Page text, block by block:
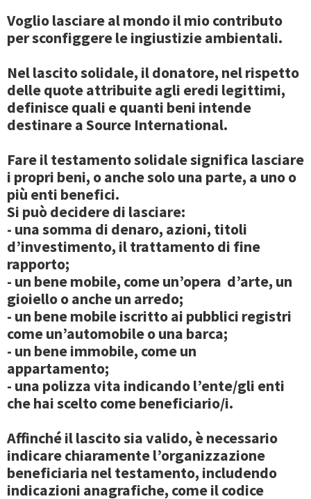
Voglio lasciare al mondo il mio contributo
per sconfiggere le ingiustizie ambientali.
Nellascito solidale, il donatore, nel rispetto
delle quote attribuite agli eredi legittimi,
definiscequali e quanti beni intende
destinarea Source International.
Fare il testamento solidalesignifica lasciare
i propri beni, o anche solo una parte, a uno o
più enti benefici.
Si può decidere di lasciare:
- una somma di denaro, azioni, titoli
d’investimento, il trattamento di fine
rapporto;
- un bene mobile, come un’opera d’arte, un
gioiello o anche un arredo;
- un bene mobile iscritto ai pubblici registri
come un’automobile o una barca;
- un bene immobile, come un
appartamento;
- una polizza vita indicando l’ente/gli enti
che hai scelto come beneficiario/i.
Affinché il lascito sia valido, è necessario
indicare chiaramente l’organizzazione
beneficiaria nel testamento, includendo
indicazioni anagrafiche, come il codice